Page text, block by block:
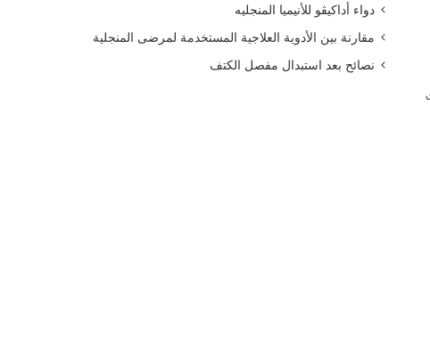
دواء أداكيڤو للأنيميا المنجليه
مقارنة بين الأدوية العلاجية المستخدمة لمرضى المنجلية
نصائح بعد استبدال مفصل الكتف